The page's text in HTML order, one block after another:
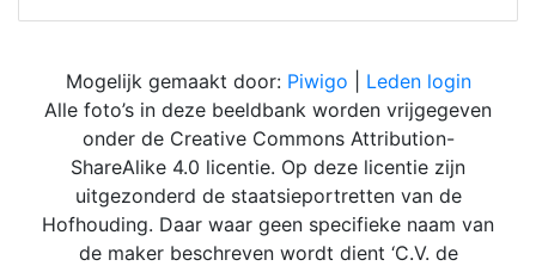
Mogelijk gemaakt door: Piwigo
Leden login
Alle foto’s in deze beeldbank worden vrijgegeven
onder de Creative Commons Attribution-
ShareAlike 4.0 licentie. Op deze licentie zijn
uitgezonderd de staatsieportretten van de
Hofhouding. Daar waar geen specifieke naam van
de maker beschreven wordt dient ‘C.V. de